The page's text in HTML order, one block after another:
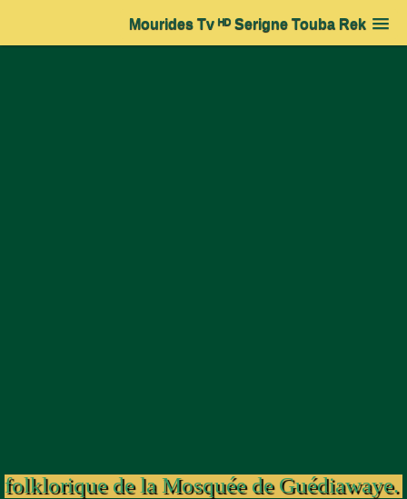
Mourides Tv ᴴᴰ Serigne Touba Rek
folklorique de la Mosquée de Guédiawaye.